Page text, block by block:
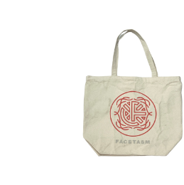
FACETASM Print
ag
¥2,420
SOLD OUT